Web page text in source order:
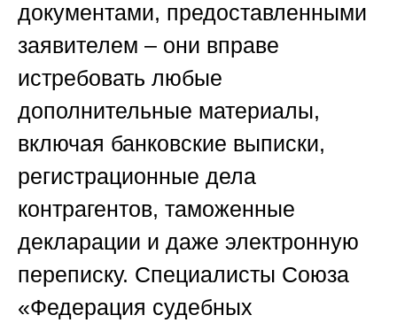
документами, предоставленными
заявителем – они вправе
истребовать любые
дополнительные материалы,
включая банковские выписки,
регистрационные дела
контрагентов, таможенные
декларации и даже электронную
переписку. Специалисты Союза
«Федерация судебных